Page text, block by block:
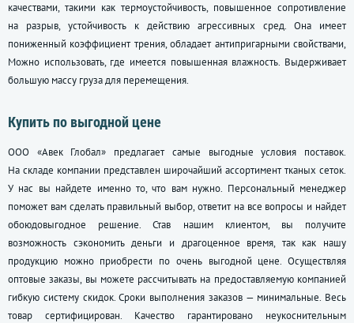
качествами, такими как термоустойчивость, повышенное сопротивление
на разрыв, устойчивость к действию агрессивных сред. Она имеет
пониженный коэффициент трения, обладает антипригарными свойствами,
Можно использовать, где имеется повышенная влажность. Выдерживает
большую массу груза для перемещения.
Купить по выгодной цене
ООО «Авек Глобал» предлагает самые выгодные условия поставок.
На складе компании представлен широчайший ассортимент тканых сеток.
У нас вы найдете именно то, что вам нужно. Персональный менеджер
поможет вам сделать правильный выбор, ответит на все вопросы и найдет
обоюдовыгодное решение. Став нашим клиентом, вы получите
возможность сэкономить деньги и драгоценное время, так как нашу
продукцию можно приобрести по очень выгодной цене. Осуществляя
оптовые заказы, вы можете рассчитывать на предоставляемую компанией
гибкую систему скидок. Сроки выполнения заказов — минимальные. Весь
товар сертифицирован. Качество гарантировано неукоснительным